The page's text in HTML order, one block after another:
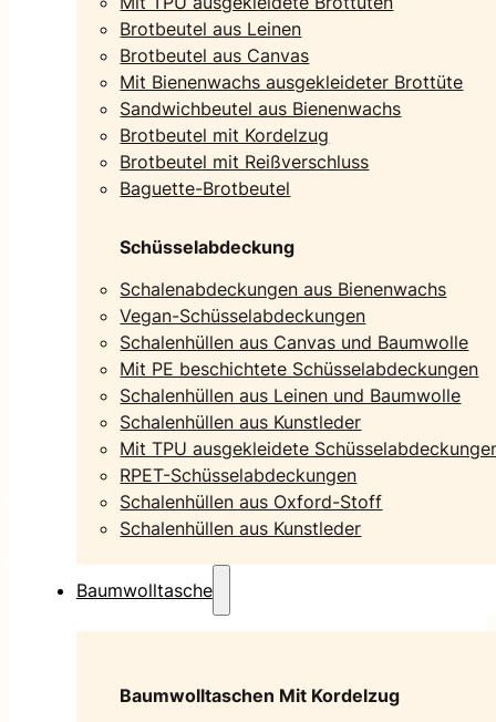
Brotbeutel aus Leinen
Brotbeutel aus Canvas
Mit Bienenwachs ausgekleideter Brottüte
Sandwichbeutel aus Bienenwachs
Brotbeutel mit Kordelzug
Brotbeutel mit Reißverschluss
Baguette-Brotbeutel
Schüsselabdeckung
Schalenabdeckungen aus Bienenwachs
Vegan-Schüsselabdeckungen
Schalenhüllen aus Canvas und Baumwolle
Mit PE beschichtete Schüsselabdeckungen
Schalenhüllen aus Leinen und Baumwolle
Schalenhüllen aus Kunstleder
Mit TPU ausgekleidete
RPET-Schüsselabdeckungen
Schalenhüllen aus Oxford-Stoff
Schalenhüllen aus Kunstleder
Baumwolltasche
Baumwolltaschen Mit Kordelzug